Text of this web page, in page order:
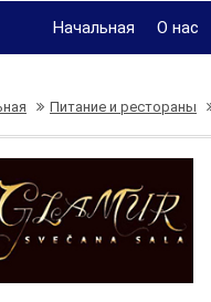
Начальная О нас
Питание и рестораны